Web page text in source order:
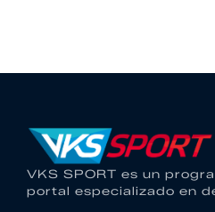
VKS SPORT es un
portal especializado en